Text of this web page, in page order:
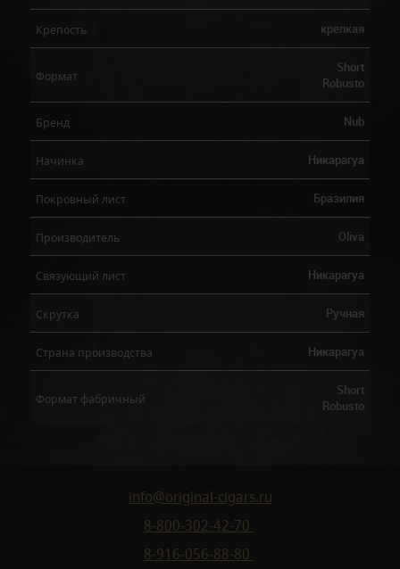
Крепость крепкая
Формат
Short
Robusto
Бренд Nub
Начинка Никарагуа
Покровный лист Бразилия
Производитель Oliva
Связующий лист Никарагуа
Скрутка Ручная
Страна производства Никарагуа
Формат фабричный
Short
Robusto
info@original-cigars.ru
8-800-302-42-70
8-916-056-88-80